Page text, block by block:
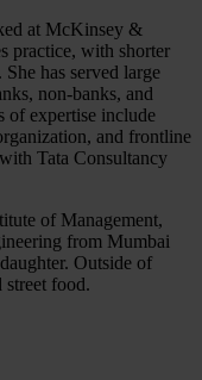
at McKinsey &
practice, with shorter
has served large
non-banks, and
of expertise include
and frontline
Tata Consultancy
of Management,
from Mumbai
Outside of
street food.